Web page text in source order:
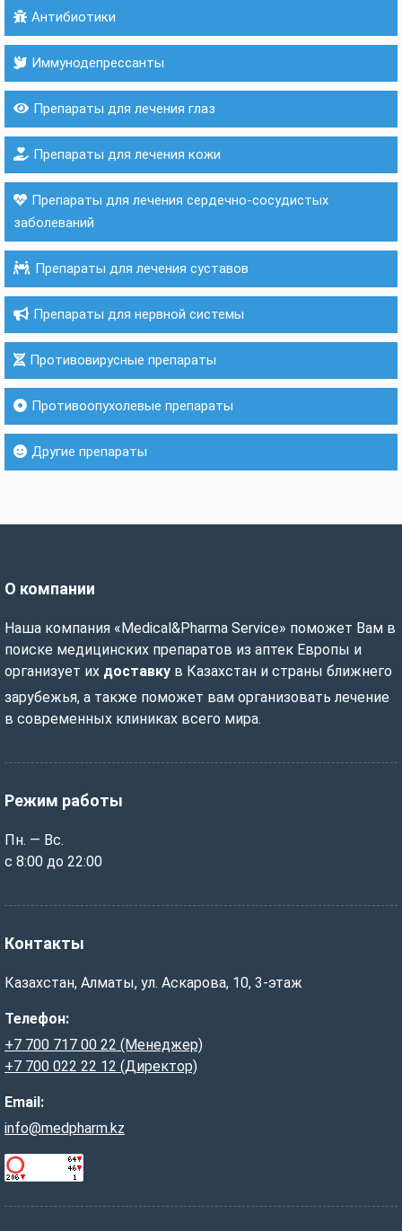
Антибиотики
Иммунодепрессанты
Препараты для лечения глаз
Препараты для лечения кожи
Препараты для лечения сердечно-сосудистых
заболеваний
Препараты для лечения суставов
Препараты для нервной системы
Противовирусные препараты
Противоопухолевые препараты
Другие препараты
О компании
Наша компания «Medical&Pharma Service» поможет Вам в
поиске медицинских препаратов из аптек Европы и
организует их доставку в Казахстан и страны ближнего
зарубежья, а также поможет вам организовать лечение
в современных клиниках всего мира.
Режим работы
Пн. — Вс.
с 8:00 до 22:00
Контакты
Казахстан, Алматы, ул. Аскарова, 10, 3-этаж
Телефон:
+7 700 717 00 22 (Менеджер)
+7 700 022 22 12 (Директор)
Email:
info@medpharm.kz